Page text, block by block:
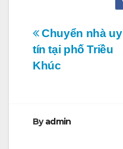
Điều
hướng
viết
Chuyển nhà uy
tín tại phố Triều
Khúc
Byadmin